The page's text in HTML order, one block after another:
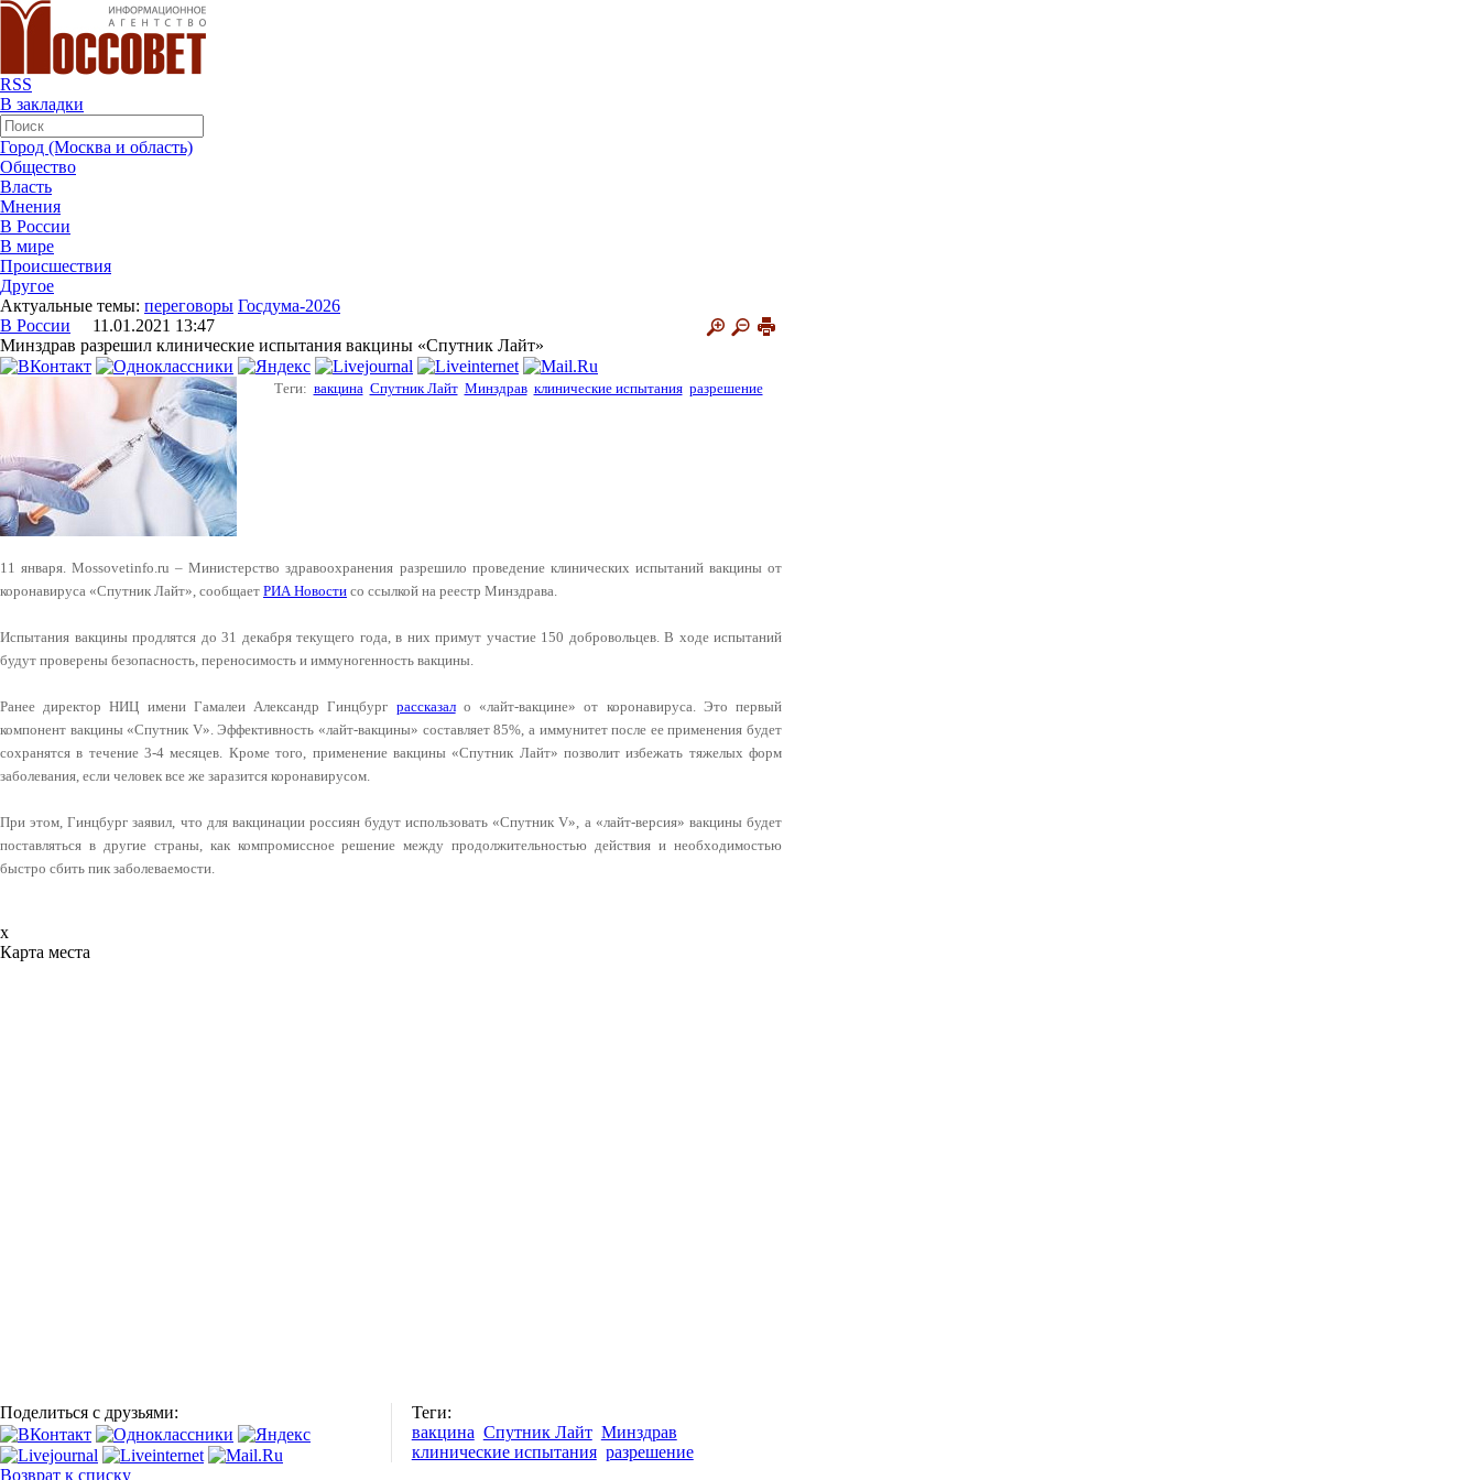
RSS
В закладки
Город (Москва и область)
Общество
Власть
Мнения
В России
В мире
Происшествия
Другое
Актуальные темы: переговоры Госдума-2026
В России 11.01.2021 13:47
Минздрав разрешил клинические испытания вакцины «Спутник Лайт»
Теги: вакцина Спутник Лайт Минздрав клинические испытания разрешение
11 января. Mossovetinfo.ru – Министерство здравоохранения разрешило проведение клинических испытаний вакцины от
коронавируса «Спутник Лайт», сообщает РИА Новости со ссылкой на реестр Минздрава.
Испытания вакцины продлятся до 31 декабря текущего года, в них примут участие 150 добровольцев. В ходе испытаний
будут проверены безопасность, переносимость и иммуногенность вакцины.
Ранее директор НИЦ имени Гамалеи Александр Гинцбург рассказало «лайт-вакцине» от коронавируса. Это первый
компонент вакцины «Спутник V». Эффективность «лайт-вакцины» составляет 85%, а иммунитет после ее применения будет
сохранятся в течение 3-4 месяцев. Кроме того, применение вакцины «Спутник Лайт» позволит избежать тяжелых форм
заболевания, если человек все же заразится коронавирусом.
При этом, Гинцбург заявил, что для вакцинации россиян будут использовать «Спутник V», а «лайт-версия» вакцины будет
поставляться в другие страны, как компромиссное решение между продолжительностью действия и необходимостью
быстро сбить пик заболеваемости.
x
Карта места
Поделиться с друзьями:
Теги:
вакцина Спутник Лайт Минздрав
клинические испытания разрешение
Возврат к списку